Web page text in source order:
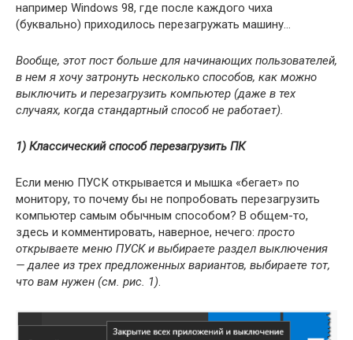
например Windows 98, где после каждого чиха
(буквально) приходилось перезагружать машину…
Вообще, этот пост больше для начинающих пользователей,
в нем я хочу затронуть несколько способов, как можно
выключить и перезагрузить компьютер (даже в тех
случаях, когда стандартный способ не работает).
1) Классический способ перезагрузить ПК
Если меню ПУСК открывается и мышка «бегает» по
монитору, то почему бы не попробовать перезагрузить
компьютер самым обычным способом? В общем-то,
здесь и комментировать, наверное, нечего: просто
открываете меню ПУСК и выбираете раздел выключения
— далее из трех предложенных вариантов, выбираете тот,
что вам нужен (см. рис. 1).